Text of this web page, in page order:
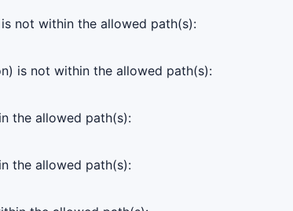
not within the allowed path(s):
is not within the allowed path(s):
the allowed path(s):
the allowed path(s):